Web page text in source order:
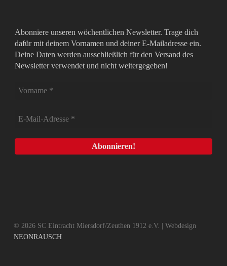
Abonniere unseren wöchentlichen Newsletter. Trage dich
dafür mit deinem Vornamen und deiner E-Mailadresse ein.
Deine Daten werden ausschließlich für den Versand des
Newsletter verwendet und nicht weitergegeben!
© 2026 SC Eintracht Miersdorf/Zeuthen 1912 e.V. | Webdesign
NEONRAUSCH